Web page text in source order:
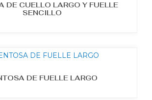
DE CUELLO LARGO Y FUELLE
SENCILLO
DE FUELLE LARGO